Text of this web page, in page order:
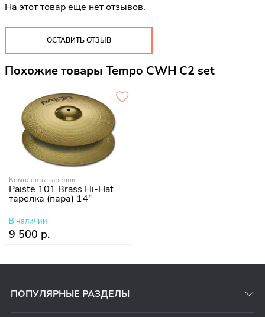
На этот товар еще нет отзывов.
ОСТАВИТЬ ОТЗЫВ
Похожие товары Tempo CWH С2 set
Комплекты тарелок
Paiste 101 Brass Hi-Hat
тарелка (пара) 14"
В наличии
9 500 р.
ПОПУЛЯРНЫЕ РАЗДЕЛЫ